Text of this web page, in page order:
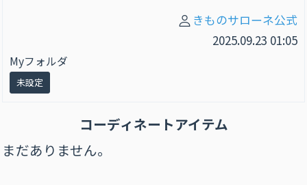
きものサローネ公式
2025.09.23 01:05
Myフォルダ
未設定
コーディネートアイテム
まだありません。